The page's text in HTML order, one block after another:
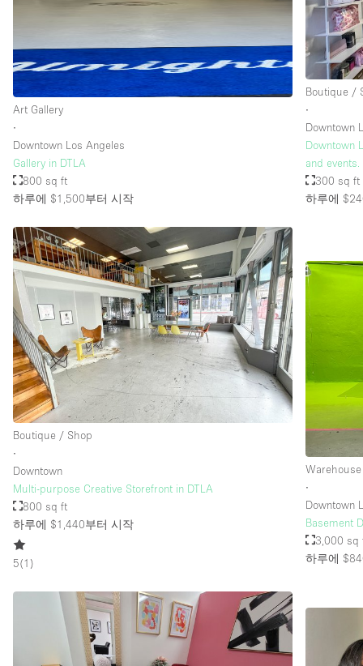
층 / 접근성:
위치한 거리
Art Gallery
∙
Downtown Los Angeles
Gallery in DTLA
800 sq ft
하루에 $1,500부터 시작
Boutique /
∙
Downtown
Downtown
and events.
300 sq ft
하루에
Boutique / Shop
∙
Downtown
Multi-purpose Creative Storefront in DTLA
800 sq ft
하루에 $1,440부터 시작
5(1 )
Warehouse
∙
Downtown
Basement
3,000 sq
하루에